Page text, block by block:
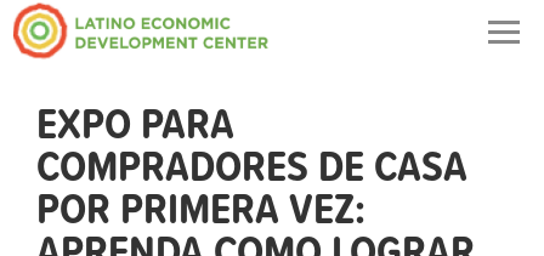
EXPO PARA
COMPRADORES DE CASA
POR PRIMERA VEZ: